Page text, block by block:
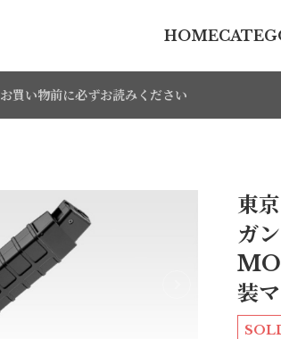
HOME
お買い物前に必ずお読みください
東
ガ
装